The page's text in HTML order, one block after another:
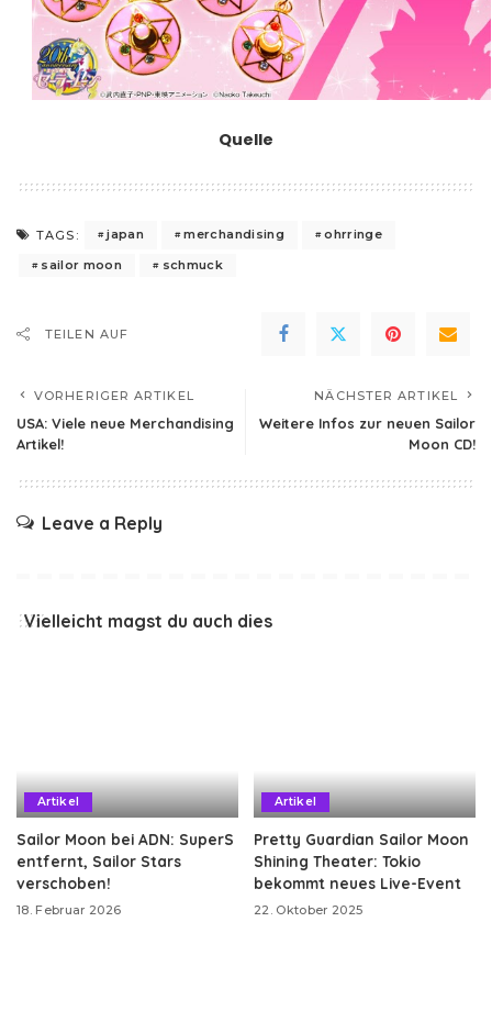
Quelle
TAGS: japan merchandising
ohrringe
sailor moon
schmuck
TEILEN AUF
VORHERIGER ARTIKEL
USA: Viele neue Merchandising
Artikel!
NÄCHSTER ARTIKEL
Weitere Infos zur neuen Sailor
Moon CD!
Leave a Reply
Vielleicht magst du auch dies
Artikel
Sailor Moon bei ADN: SuperS
entfernt, Sailor Stars
verschoben!
18. Februar 2026
Artikel
Pretty Guardian Sailor Moon
Shining Theater: Tokio
bekommt neues Live-Event
22. Oktober 2025